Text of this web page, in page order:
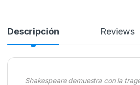
Descripción Reviews
Shakespeare demuestra con la